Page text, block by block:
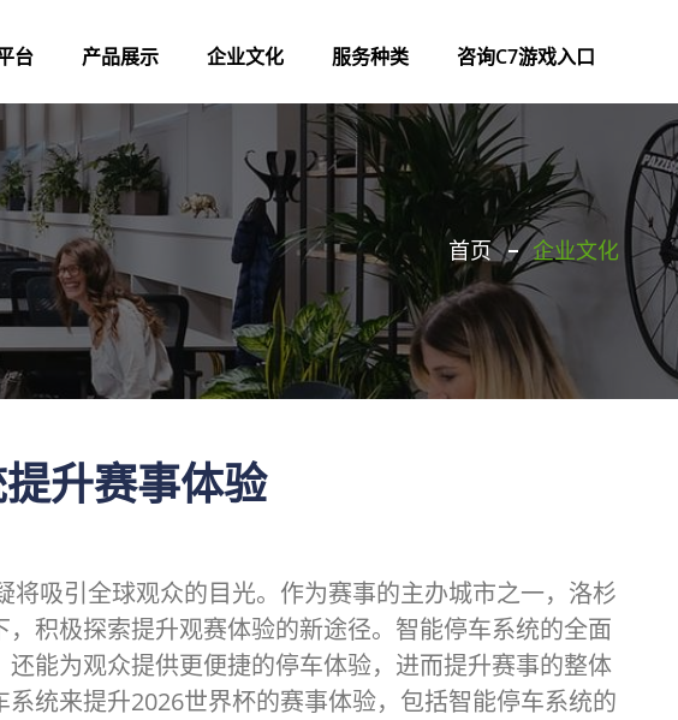
台 产品展示 企业文化 服务种类 咨询C7游戏入口
首页 企业文化
升赛事体验
吸引全球观众的目光。作为赛事的主办城市之一，洛杉
积极探索提升观赛体验的新途径。智能停车系统的全面
能为观众提供更便捷的停车体验，进而提升赛事的整体
统来提升2026世界杯的赛事体验，包括智能停车系统的